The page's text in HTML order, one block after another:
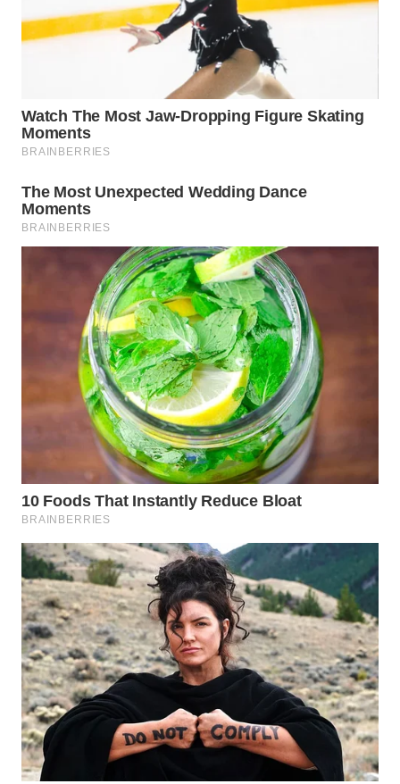
WN
KEPULAUAN
SERIBU
WN
TANGERANG
CIREBON
INDRAMAYU
KUNINGAN
MAJALENGKA
WN
SUBANG
WN
SUKABUMI
WN
PURWAKARTA